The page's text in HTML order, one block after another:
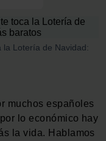
la Lotería de Navidad:
muchos españoles
lo económico hay
la vida. Hablamos